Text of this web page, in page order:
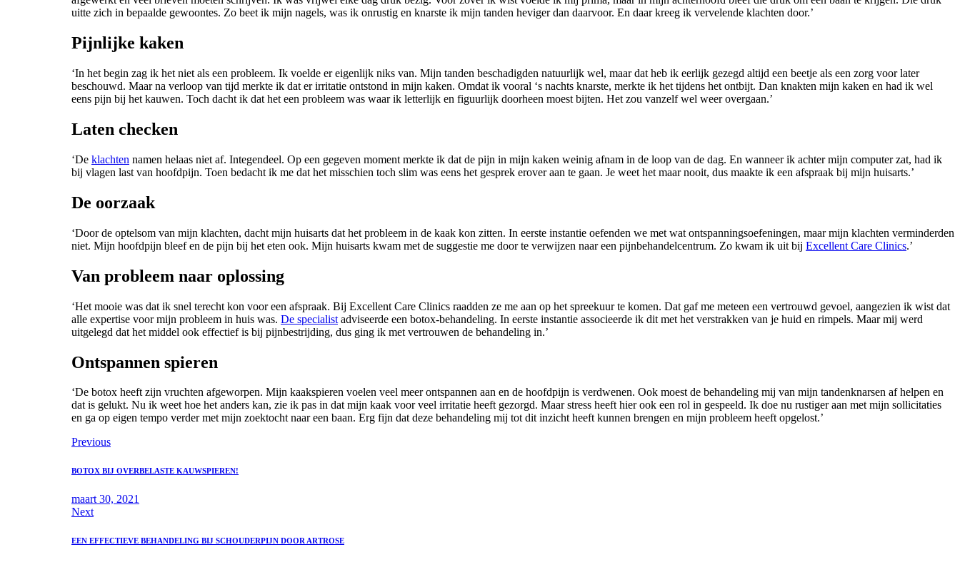
uitte zich in bepaalde gewoontes. Zo beet ik mijn nagels, was ik onrustig en knarste ik mijn tanden heviger dan daarvoor. En daar kreeg ik vervelende klachten door.’
Pijnlijke kaken
‘In het begin zag ik het niet als een probleem. Ik voelde er eigenlijk niks van. Mijn tanden beschadigden natuurlijk wel, maar dat heb ik eerlijk gezegd altijd een beetje als een zorg voor later
beschouwd. Maar na verloop van tijd merkte ik dat er irritatie ontstond in mijn kaken. Omdat ik vooral ‘s nachts knarste, merkte ik het tijdens het ontbijt. Dan knakten mijn kaken en had ik wel
eens pijn bij het kauwen. Toch dacht ik dat het een probleem was waar ik letterlijk en figuurlijk doorheen moest bijten. Het zou vanzelf wel weer overgaan.’
Laten checken
‘De klachten namen helaas niet af. Integendeel. Op een gegeven moment merkte ik dat de pijn in mijn kaken weinig afnam in de loop van de dag. En wanneer ik achter mijn computer zat, had ik
bij vlagen last van hoofdpijn. Toen bedacht ik me dat het misschien toch slim was eens het gesprek erover aan te gaan. Je weet het maar nooit, dus maakte ik een afspraak bij mijn huisarts.’
De oorzaak
‘Door de optelsom van mijn klachten, dacht mijn huisarts dat het probleem in de kaak kon zitten. In eerste instantie oefenden we met wat ontspanningsoefeningen, maar mijn klachten verminderden
niet. Mijn hoofdpijn bleef en de pijn bij het eten ook. Mijn huisarts kwam met de suggestie me door te verwijzen naar een pijnbehandelcentrum. Zo kwam ik uit bij Excellent Care Clinics.’
Van probleem naar oplossing
‘Het mooie was dat ik snel terecht kon voor een afspraak. Bij Excellent Care Clinics raadden ze me aan op het spreekuur te komen. Dat gaf me meteen een vertrouwd gevoel, aangezien ik wist dat
alle expertise voor mijn probleem in huis was. De specialist adviseerde een botox-behandeling. In eerste instantie associeerde ik dit met het verstrakken van je huid en rimpels. Maar mij werd
uitgelegd dat het middel ook effectief is bij pijnbestrijding, dus ging ik met vertrouwen de behandeling in.’
Ontspannen spieren
‘De botox heeft zijn vruchten afgeworpen. Mijn kaakspieren voelen veel meer ontspannen aan en de hoofdpijn is verdwenen. Ook moest de behandeling mij van mijn tandenknarsen af helpen en
dat is gelukt. Nu ik weet hoe het anders kan, zie ik pas in dat mijn kaak voor veel irritatie heeft gezorgd. Maar stress heeft hier ook een rol in gespeeld. Ik doe nu rustiger aan met mijn sollicitaties
en ga op eigen tempo verder met mijn zoektocht naar een baan. Erg fijn dat deze behandeling mij tot dit inzicht heeft kunnen brengen en mijn probleem heeft opgelost.’
Previous
BOTOX BIJ OVERBELASTE KAUWSPIEREN!
maart 30, 2021
Next
EEN EFFECTIEVE BEHANDELING BIJ SCHOUDERPIJN DOOR ARTROSE